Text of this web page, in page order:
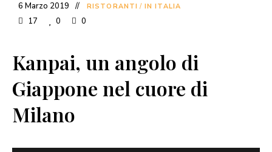
6 Marzo 2019 RISTORANTI / IN ITALIA
17 0 0
Kanpai, un angolo di
Giappone nel cuore di
Milano